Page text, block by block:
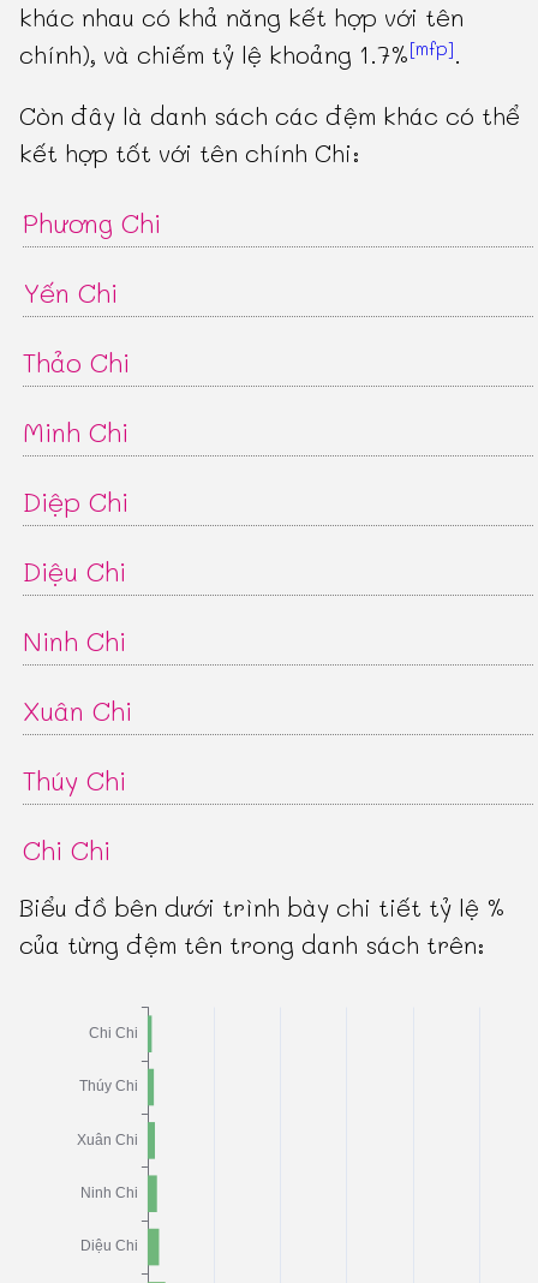
khác nhau có khả năng kết hợp với tên
chính), và chiếm tỷ lệ khoảng 1.7%[mfp].
Còn đây là danh sách các đệm khác có thể
kết hợp tốt với tên chính Chi:
Phương Chi
Yến Chi
Thảo Chi
Minh Chi
Diệp Chi
Diệu Chi
Ninh Chi
Xuân Chi
Thúy Chi
Chi Chi
Biểu đồ bên dưới trình bày chi tiết tỷ lệ %
của từng đệm tên trong danh sách trên: